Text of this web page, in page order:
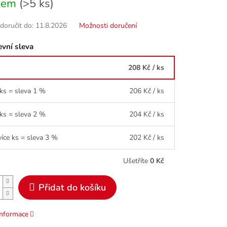
(>5 ks)
do: 11.8.2026 Možnosti doručení
sleva
208 Kč / ks
= sleva 1 % 206 Kč / ks
= sleva 2 % 204 Kč / ks
ks = sleva 3 % 202 Kč / ks
Ušetříte 0 Kč
Přidat do košíku